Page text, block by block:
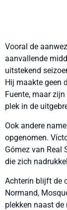
Vooral de
aanvallende
uitstekend
Hij maakte geen
Fuente, maar
plek in de
Ook andere
opgenomen.
Gómez van Real
die zich
Achterin blijft de
Normand,
plekken naast de